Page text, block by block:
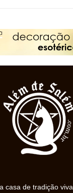
casa de tradição